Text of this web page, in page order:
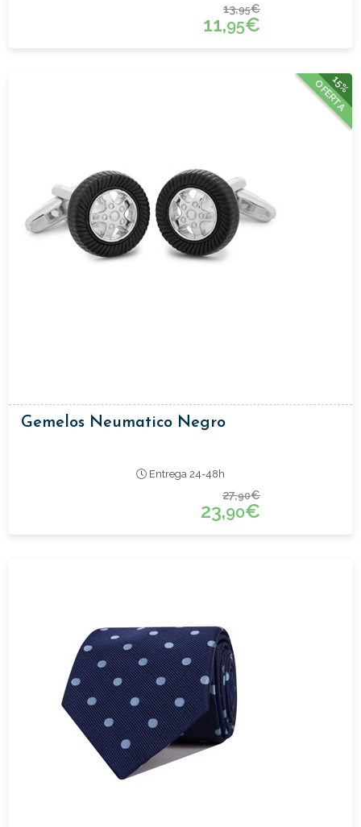
13,95€
11,95€
15%
OFERTA
Gemelos Neumatico Negro
Entrega 24-48h
27,90€
23,90€